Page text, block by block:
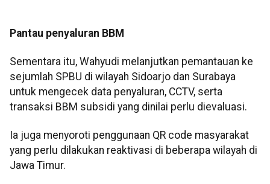
Pantau penyaluran BBM
Sementara itu, Wahyudi melanjutkan pemantauan ke
sejumlah SPBU di wilayah Sidoarjo dan Surabaya
untuk mengecek data penyaluran, CCTV, serta
transaksi BBM subsidi yang dinilai perlu dievaluasi.
Ia juga menyoroti penggunaan QR code masyarakat
yang perlu dilakukan reaktivasi di beberapa wilayah di
Jawa Timur.